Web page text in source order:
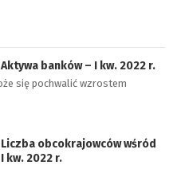
banków – I kw. 2022 r.
się pochwalić wzrostem
obcokrajowców wśród
kw. 2022 r.